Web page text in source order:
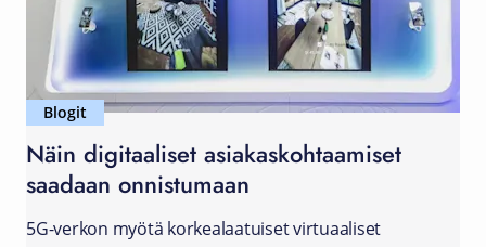
Blogit
Näin digitaaliset asiakaskohtaamiset
saadaan onnistumaan
5G-verkon myötä korkealaatuiset virtuaaliset